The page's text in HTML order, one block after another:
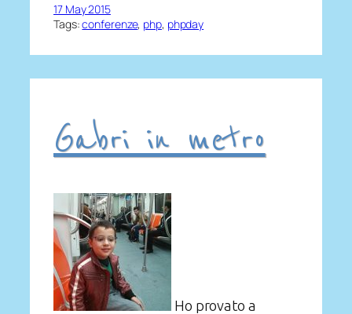
17 May 2015
Tags:conferenze, php, phpday
Gabri in metro
Ho provato a